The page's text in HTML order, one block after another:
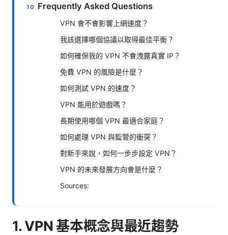
Frequently Asked Questions
VPN 會不會影響上網速度？
我該選擇哪個協議以取得最佳平衡？
如何確保我的 VPN 不會洩露真實 IP？
免費 VPN 的風險是什麼？
如何測試 VPN 的速度？
VPN 能用於遊戲嗎？
長期使用哪個 VPN 最適合家庭？
如何處理 VPN 與監管的衝突？
對新手來說，如何一步步設定 VPN？
VPN 的未來發展方向會是什麼？
Sources:
1. VPN 基本概念與最近趨勢